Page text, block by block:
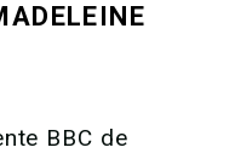
BBC de